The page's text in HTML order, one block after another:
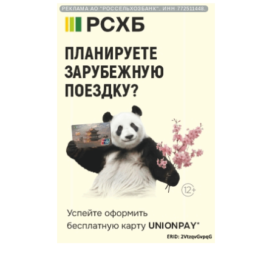
РЕКЛАМА АО "РОССЕЛЬХОЗБАНК". ИНН 772511448.